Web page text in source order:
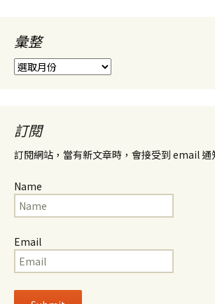
彙整
彙
整
訂閱
訂閱網站，當有新文章時，會接受到 email 通
Name
Email